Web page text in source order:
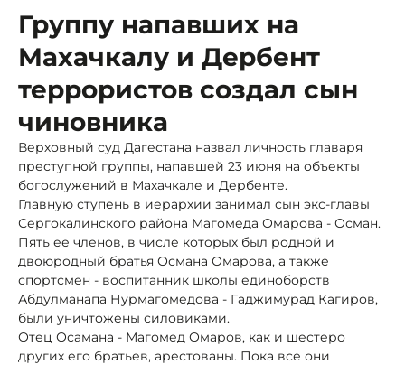
Группу напавших на
Махачкалу и Дербент
террористов создал сын
чиновника
Верховный суд Дагестана назвал личность главаря
преступной группы, напавшей 23 июня на объекты
богослужений в Махачкале и Дербенте.
Главную ступень в иерархии занимал сын экс-главы
Сергокалинского района Магомеда Омарова - Осман.
Пять ее членов, в числе которых был родной и
двоюродный братья Османа Омарова, а также
спортсмен - воспитанник школы единоборств
Абдулманапа Нурмагомедова - Гаджимурад Кагиров,
были уничтожены силовиками.
Отец Осамана - Магомед Омаров, как и шестеро
других его братьев, арестованы. Пока все они